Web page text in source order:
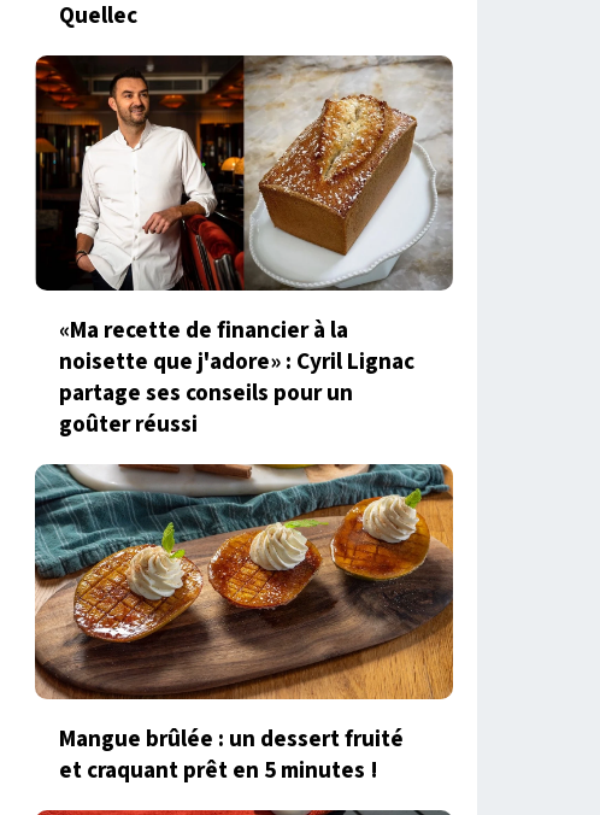
Quellec
«Ma recette de financier à la
noisette que j'adore» : Cyril Lignac
partage ses conseils pour un
goûter réussi
Mangue brûlée : un dessert fruité
et craquant prêt en 5 minutes !